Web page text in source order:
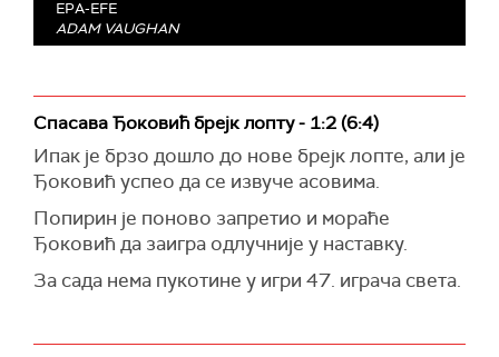
EPA-EFE
ADAM VAUGHAN
Спасава Ђоковић брејк лопту - 1:2 (6:4)
Ипак је брзо дошло до нове брејк лопте, али је
Ђоковић успео да се извуче асовима.
Попирин је поново запретио и мораће
Ђоковић да заигра одлучније у наставку.
За сада нема пукотине у игри 47. играча света.